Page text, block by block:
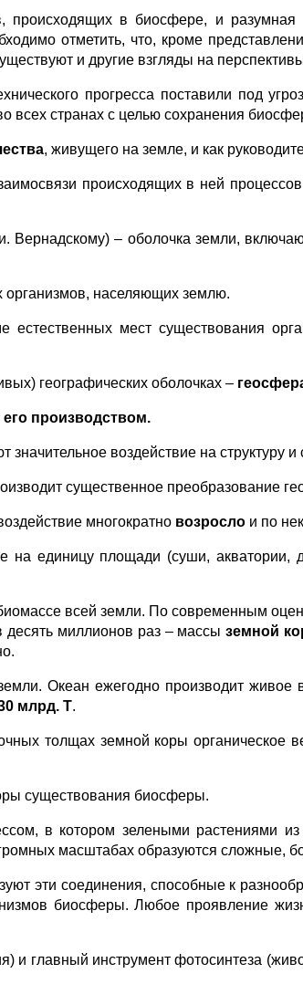
происходящих в биосфере, и разумная
отметить, что, кроме
и другие взгляды на
прогресса поставили под
всех странах с целью сохранения
, живущего на земле, и как
происходящих в ней
Вернадскому) – оболочка земли,
организмов, населяющих землю.
естественных мест существования
географических оболочках –
производством.
воздействие на структуру
существенное преобразование
многократно возросло и по
на единицу площади (суши,
всей земли. По современным
десять миллионов раз – массыземной
Океан ежегодно производит живое
млрд. Т.
толщах земной коры органическое
существования биосферы.
в котором зелеными растениями
масштабах образуются сложные,
эти соединения, способные к
биосферы. Любое проявление
и главный инструмент фотосинтеза